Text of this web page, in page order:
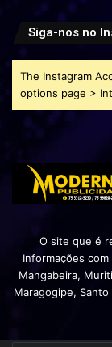
Siga-nos no
The Instagram
options page >
O site que é
Informações
Mangabeira,
Maragogipe,